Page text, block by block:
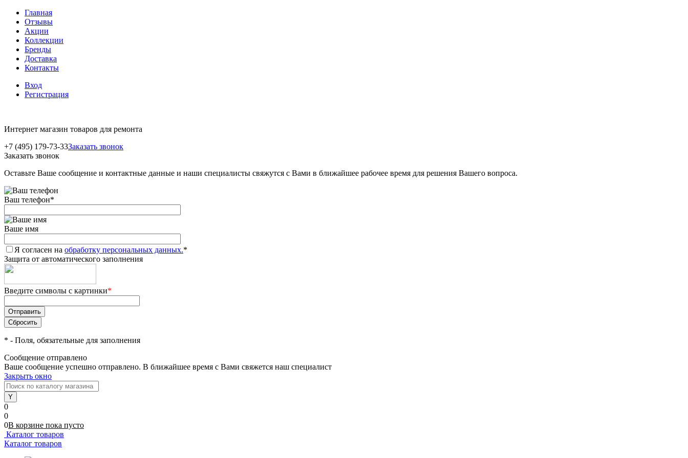
Главная
Отзывы
Акции
Коллекции
Бренды
Доставка
Контакты
Вход
Регистрация
Интернет магазин товаров для ремонта
+7 (495) 179-73-33Заказать звонок
Заказать звонок
Оставьте Ваше сообщение и контактные данные и наши специалисты свяжутся с Вами в ближайшее рабочее время для решения Вашего вопроса.
Ваш телефон*
Ваше имя
Я согласен на обработку персональных данных.*
Защита от автоматического заполнения
Введите символы с картинки*
* - Поля, обязательные для заполнения
Сообщение отправлено
Ваше сообщение успешно отправлено. В ближайшее время с Вами свяжется наш специалист
Закрыть окно
0
0
0В корзине пока пусто
Каталог товаров
Каталог товаров